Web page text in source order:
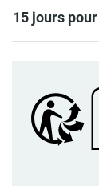
15 jours